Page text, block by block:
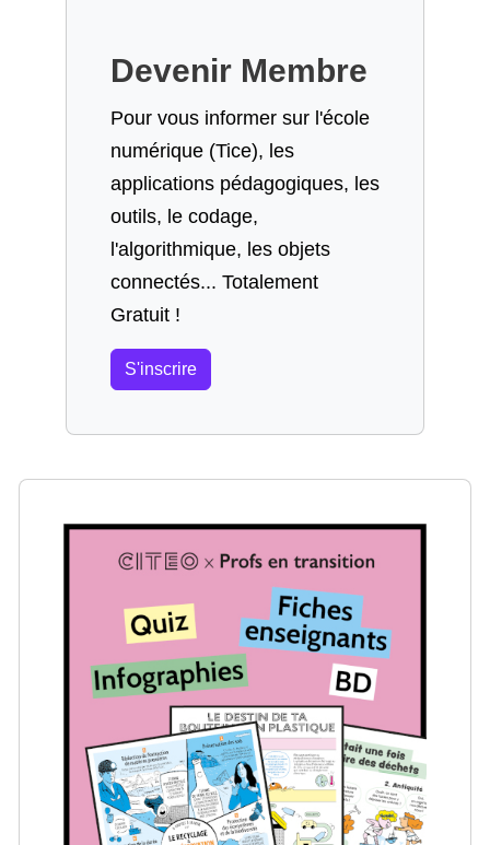
Devenir Membre
Pour vous informer sur l'école
numérique (Tice), les
applications pédagogiques, les
outils, le codage,
l'algorithmique, les objets
connectés... Totalement
Gratuit !
S'inscrire